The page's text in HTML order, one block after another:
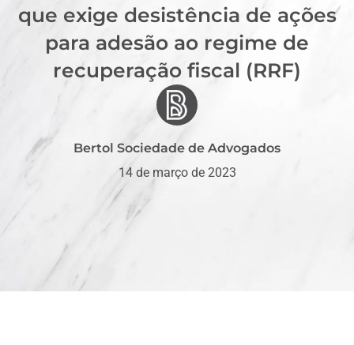
que exige desistência de ações
para adesão ao regime de
recuperação fiscal (RRF)
Bertol Sociedade de Advogados
14 de março de 2023